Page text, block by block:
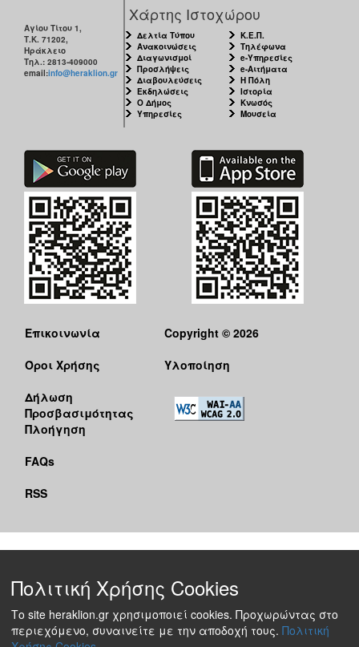
Αγίου Τίτου 1,
Τ.Κ. 71202,
Ηράκλειο
Τηλ.: 2813-409000
email:info@heraklion.gr
Χάρτης Ιστοχώρου
Δελτία Τύπου
Ανακοινώσεις
Διαγωνισμοί
Προσλήψεις
Διαβουλεύσεις
Εκδηλώσεις
Ο Δήμος
Υπηρεσίες
Κ.Ε.Π.
Τηλέφωνα
e-Υπηρεσίες
e-Αιτήματα
Η Πόλη
Ιστορία
Κνωσός
Μουσεία
Επικοινωνία
Όροι Χρήσης
Δήλωση
Προσβασιμότητας
Πλοήγηση
FAQs
RSS
Copyright © 2026
Υλοποίηση
Πολιτική Χρήσης Cookies
Το site heraklion.gr χρησιμοποιεί cookies. Προχωρώντας στο
περιεχόμενο, συναινείτε με την αποδοχή τους. Πολιτική